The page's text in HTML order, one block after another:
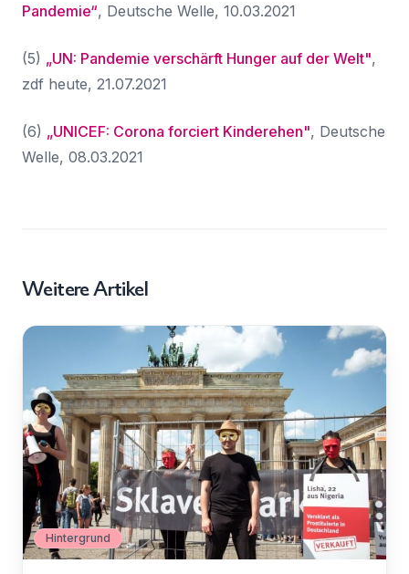
Pandemie“, Deutsche Welle, 10.03.2021
(5) „UN: Pandemie verschärft Hunger auf der Welt",
zdf heute, 21.07.2021
(6) „UNICEF: Corona forciert Kinderehen", Deutsche
Welle, 08.03.2021
Weitere Artikel
Hintergrund